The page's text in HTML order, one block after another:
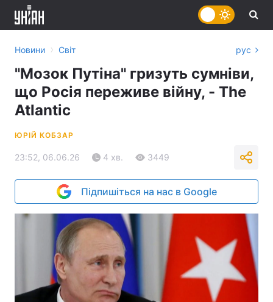
Новини › Світ рус
"Мозок Путіна" гризуть сумніви,
що Росія переживе війну, - The
Atlantic
ЮРІЙ КОБЗАР
23:52, 06.06.26 4 хв. 3449
Підпишіться на нас в Google